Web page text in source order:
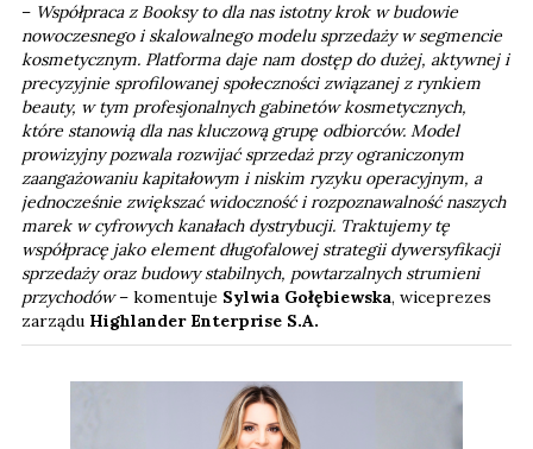
– Współpraca z Booksy to dla nas istotny krok w budowie
nowoczesnego i skalowalnego modelu sprzedaży w segmencie
kosmetycznym. Platforma daje nam dostęp do dużej, aktywnej i
precyzyjnie sprofilowanej społeczności związanej z rynkiem
beauty, w tym profesjonalnych gabinetów kosmetycznych,
które stanowią dla nas kluczową grupę odbiorców. Model
prowizyjny pozwala rozwijać sprzedaż przy ograniczonym
zaangażowaniu kapitałowym i niskim ryzyku operacyjnym, a
jednocześnie zwiększać widoczność i rozpoznawalność naszych
marek w cyfrowych kanałach dystrybucji. Traktujemy tę
współpracę jako element długofalowej strategii dywersyfikacji
sprzedaży oraz budowy stabilnych, powtarzalnych strumieni
przychodów– komentuje Sylwia Gołębiewska, wiceprezes
zarządu Highlander Enterprise S.A.